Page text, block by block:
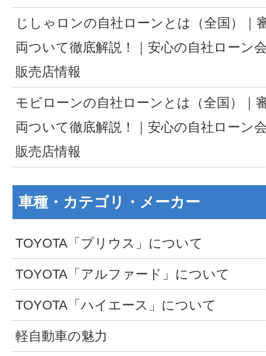
じしゃロンの自社ローンとは（全国）｜
両ついて徹底解説！｜安心の自社ローン
販売店情報
モビローンの自社ローンとは（全国）｜
両ついて徹底解説！｜安心の自社ローン
販売店情報
車種・カテゴリ・メーカー
TOYOTA「プリウス」について
TOYOTA「アルファード」について
TOYOTA「ハイエース」について
軽自動車の魅力